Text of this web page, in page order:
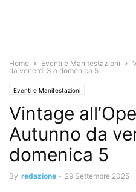
Home Eventi e Manifestazioni
da venerdì 3 a domenica 5
Eventi e Manifestazioni
Vintage
Autunno da
domenica 5
By redazione - 29 Settembre 2025